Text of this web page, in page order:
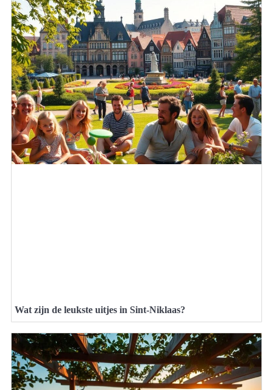
Wat zijn de leukste uitjes in Sint-Niklaas?